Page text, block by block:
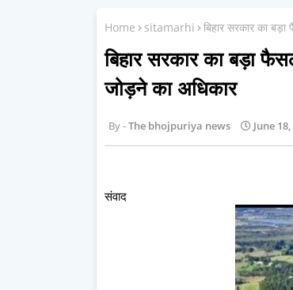
Home sitamarhi बिहार सरकार का
बिहार सरकार का बड़ा
जोड़ने का अधिकार
The bhojpuriya news June
संवाद